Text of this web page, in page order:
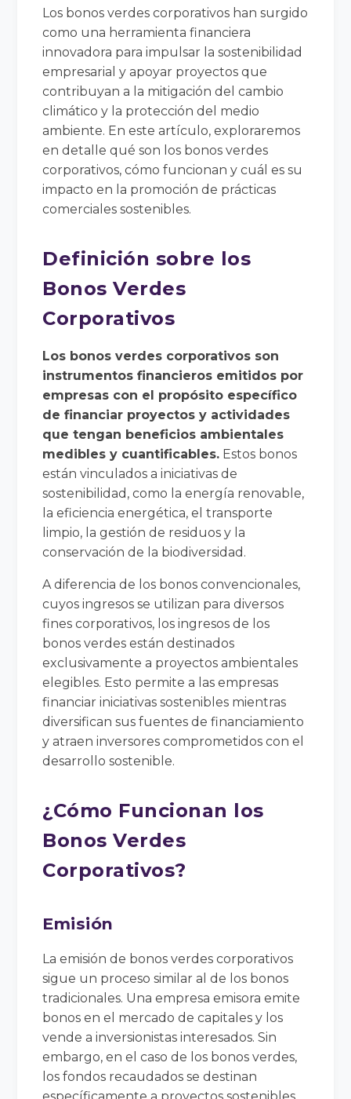
Los bonos verdes corporativos han surgido
como una herramienta financiera
innovadora para impulsar la sostenibilidad
empresarial y apoyar proyectos que
contribuyan a la mitigación del cambio
climático y la protección del medio
ambiente. En este artículo, exploraremos
en detalle qué son los bonos verdes
corporativos, cómo funcionan y cuál es su
impacto en la promoción de prácticas
comerciales sostenibles.
Definición sobre los
Bonos Verdes
Corporativos
Los bonos verdes corporativos son
instrumentos financieros emitidos por
empresas con el propósito específico
de financiar proyectos y actividades
que tengan beneficios ambientales
medibles y cuantificables. Estos bonos
están vinculados a iniciativas de
sostenibilidad, como la energía renovable,
la eficiencia energética, el transporte
limpio, la gestión de residuos y la
conservación de la biodiversidad.
A diferencia de los bonos convencionales,
cuyos ingresos se utilizan para diversos
fines corporativos, los ingresos de los
bonos verdes están destinados
exclusivamente a proyectos ambientales
elegibles. Esto permite a las empresas
financiar iniciativas sostenibles mientras
diversifican sus fuentes de financiamiento
y atraen inversores comprometidos con el
desarrollo sostenible.
¿Cómo Funcionan los
Bonos Verdes
Corporativos?
Emisión
La emisión de bonos verdes corporativos
sigue un proceso similar al de los bonos
tradicionales. Una empresa emisora emite
bonos en el mercado de capitales y los
vende a inversionistas interesados. Sin
embargo, en el caso de los bonos verdes,
los fondos recaudados se destinan